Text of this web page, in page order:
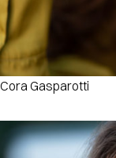
Cora Gasparotti